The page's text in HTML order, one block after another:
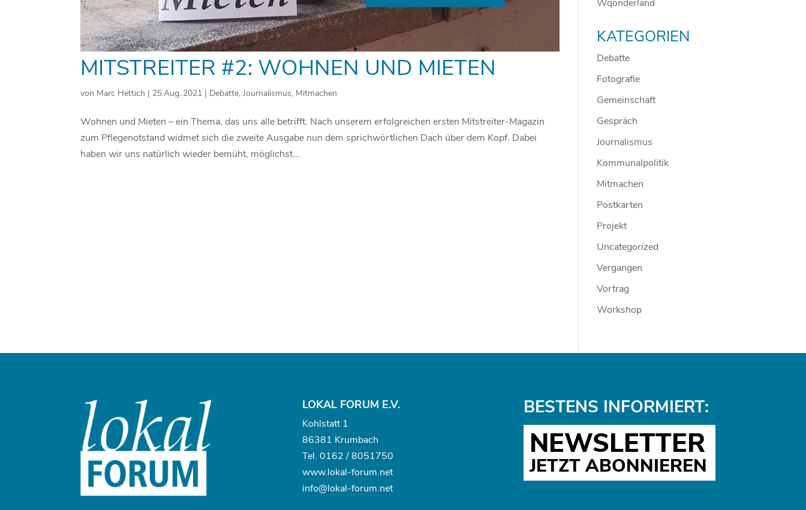
MITSTREITER #2: WOHNEN UND MIETEN
von Marc Hettich | 25.Aug..2021 | Debatte,Journalismus, Mitmachen
Wohnen und Mieten – ein Thema, das uns alle betrifft. Nach unserem erfolgreichen ersten Mitstreiter-Magazin
zum Pflegenotstand widmet sich die zweite Ausgabe nun dem sprichwörtlichen Dach über dem Kopf. Dabei
haben wir uns natürlich wieder bemüht, möglichst...
Wqonderland
KATEGORIEN
Debatte
Fotografie
Gemeinschaft
Gespräch
Journalismus
Kommunalpolitik
Mitmachen
Postkarten
Projekt
Uncategorized
Vergangen
Vortrag
Workshop
LOKAL FORUM E.V.
Kohlstatt 1
86381 Krumbach
Tel. 0162 / 8051750
www.lokal-forum.net
info@lokal-forum.net
BESTENS INFORMIERT:
NEWSLETTER
JETZT ABONNIEREN